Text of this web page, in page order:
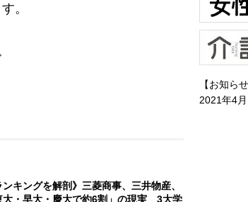
。
キングを解剖》三菱商事、三井物産、
大・早大・慶大で約6割」の現実 3大学
【お知らせ
2021年4